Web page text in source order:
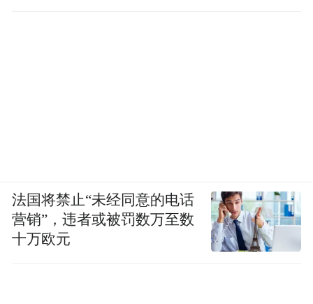
法国将禁止“未经同意的电话
营销”，违者或被罚数万至数
十万欧元